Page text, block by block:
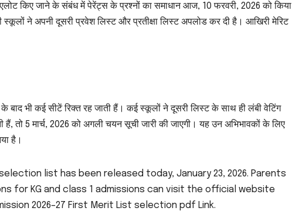
किए जाने के संबंध में पेरेंट्स के प्रश्नों का समाधान आज, 10 फरवरी, 2026 को किया
ने अपनी दूसरी प्रवेश लिस्ट और प्रतीक्षा लिस्ट अपलोड कर दी है। आखिरी मेरिट
भी कई सीटें रिक्त रह जाती हैं। कई स्कूलों ने दूसरी लिस्ट के साथ ही लंबी वेटिंग
हैं, तो 5 मार्च, 2026 को अगली चयन सूची जारी की जाएगी। यह उन अभिभावकों के लिए
है।
list has been released today, January 23, 2026. Parents
for KG and class 1 admissions can visit the official website
2026–27 First Merit List selection pdf Link.